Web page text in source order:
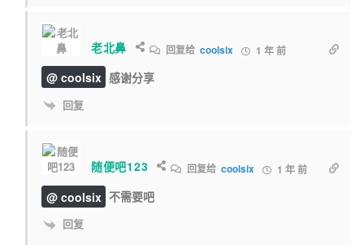
老北鼻 回复给coolsix 1 年 前
@ coolsix 感谢分享
回复
随便吧123 回复给coolsix 1 年 前
@ coolsix 不需要吧
回复